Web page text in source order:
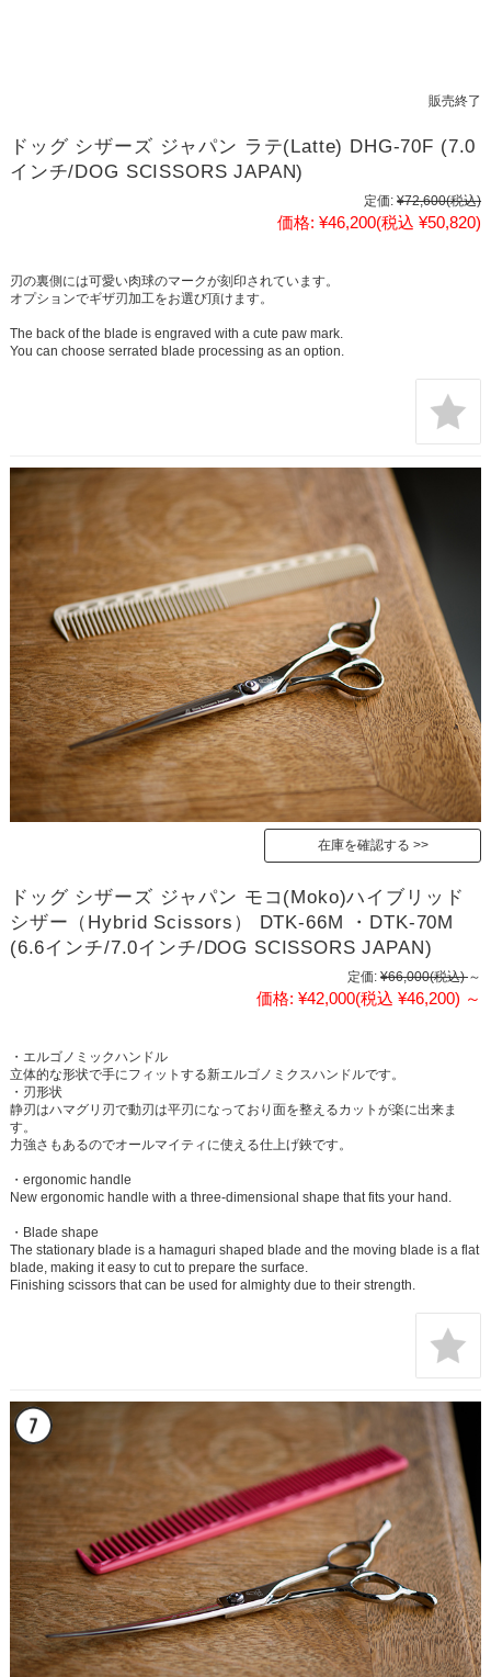
販売終了
ドッグ シザーズ ジャパン ラテ(Latte) DHG-70F (7.0
インチ/DOG SCISSORS JAPAN)
定価: ¥72,600(税込)
価格: ¥46,200(税込 ¥50,820)
刃の裏側には可愛い肉球のマークが刻印されています。
オプションでギザ刃加工をお選び頂けます。
The back of the blade is engraved with a cute paw mark.
You can choose serrated blade processing as an option.
在庫を確認する
ドッグ シザーズ ジャパン モコ(Moko)ハイブリッド
シザー（Hybrid Scissors） DTK-66M ・DTK-70M
(6.6インチ/7.0インチ/DOG SCISSORS JAPAN)
定価: ¥66,000(税込) ～
価格: ¥42,000(税込 ¥46,200) ～
・エルゴノミックハンドル
立体的な形状で手にフィットする新エルゴノミクスハンドルです。
・刃形状
静刃はハマグリ刃で動刃は平刃になっており面を整えるカットが楽に出来ま
す。
力強さもあるのでオールマイティに使える仕上げ鋏です。
・ergonomic handle
New ergonomic handle with a three-dimensional shape that fits your hand.
・Blade shape
The stationary blade is a hamaguri shaped blade and the moving blade is a flat
blade, making it easy to cut to prepare the surface.
Finishing scissors that can be used for almighty due to their strength.